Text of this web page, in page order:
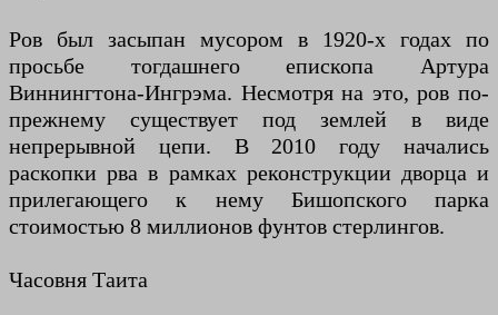
Ров был засыпан мусором в 1920-х годах по
просьбе тогдашнего епископа Артура
Виннингтона-Ингрэма. Несмотря на это, ров по-
прежнему существует под землей в виде
непрерывной цепи. В 2010 году начались
раскопки рва в рамках реконструкции дворца и
прилегающего к нему Бишопского парка
стоимостью 8 миллионов фунтов стерлингов.
Часовня Таита